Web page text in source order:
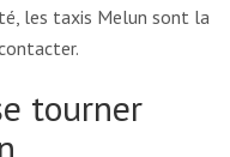
les taxis Melun sont la
tourner